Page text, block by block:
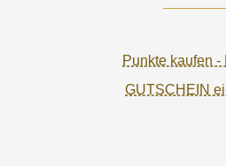
Punkte kaufen -
GUTSCHEIN